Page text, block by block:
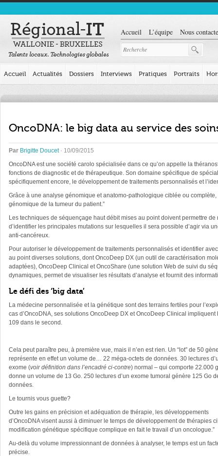
Accueil L’équipe Nous
Accueil Actualités Dossiers Interviews Pratiques Portraits
OncoDNA: le big data au service des
Par Brigitte Doucet· 10/09/2015
OncoDNA est une société carolo spécialisée dans ce qu’on appelle la
fonctions de diagnostic et de thérapeutique. Son domaine spécifique de
spécifiquement encore, le développement de traitements personnalisés et
Grâce à une analyse génomique et anatomo-pathologique ciblée ou
génomique de la tumeur du patient.”
Les techniques de séquençage haut débit mises au point doivent permettre
d’identifier les principales mutations sur lesquelles il sera possible d’agir via
anti-cancéreux.
Pour autoriser le développement de traitements personnalisés et identifier
au point diverses solutions, dont OncoDeep DX (un outil de caractérisation
adaptées), OncoDeep Clinical et OncoShare (une solution Web de suivi du
dynamiques, permet de visualiser les résultats d’analyse et fournit des
Le défi des ‘big data’
La médecine personnalisée et la génétique sont des terrains fertiles pour
cas d’OncoDNA, ses solutions OncoDeep DX et OncoDeep Clinical
109 dans le second.
Cela peut paraître peu, à première vue, mais il n’en est rien. Un “lot” de 50
représente en effet un volume de… 22 méga-octets de données. 30 lectures
exome (voir définition dans l’encadré ci-contre) normal – qui comporte 22.000
donne un volume de 13 Go. 250 lectures d’un exome tumoral génère 125 Go
données.
Le tournis vous guette?
Outre les gains en précision et adéquation de thérapie, les développements
d’OncoDNA visent aussi à diminuer le temps de développement de
modification génétique spécifique complique en fait le travail d’un oncologue.”
Au-delà du volume impressionnant de données à analyser, le temps est un
précise.